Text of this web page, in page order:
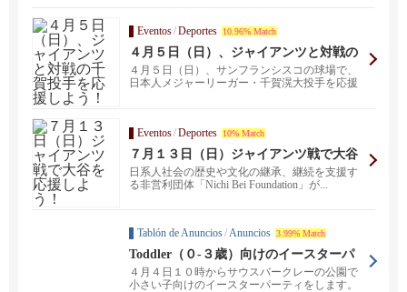
Eventos/Deportes 10.96% Match
４月５日（日）、ジャイアンツと対戦の
千賀投手を応援しよう！
４月５日（日）、サンフランシスコの球場で、
日本人メジャーリーガー・千賀滉大投手を応援
Eventos/Deportes 10% Match
７月１３日（日）ジャイアンツ戦で大谷
を応援しよう！
日系人社会の歴史や文化の継承、継続を支援す
る非営利団体「Nichi Bei Foundation」が...
Tablón de Anuncios/Anuncios 3.99% Match
Toddler（０-３歳）向けのイースターパ
ーティをします
４月４日１０時からサウスバークレーの公園で
小さい子向けのイースターパーティをします。